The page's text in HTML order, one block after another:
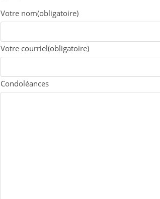
Votre nom(obligatoire)
Votre courriel(obligatoire)
Condoléances